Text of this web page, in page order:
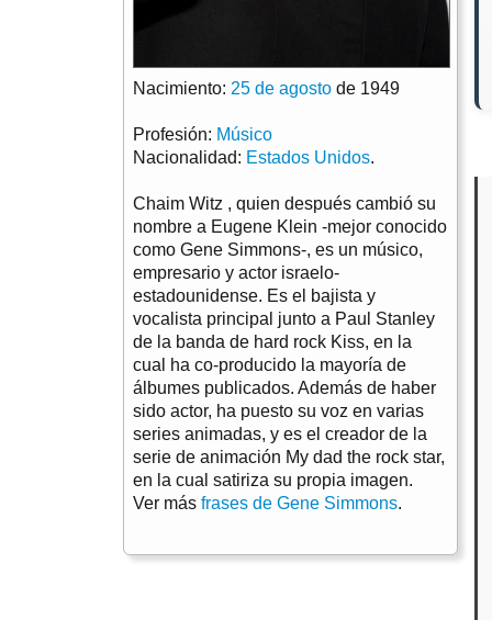
Nacimiento: 25 de agosto de 1949
Profesión: Músico
Nacionalidad: Estados Unidos.
Chaim Witz , quien después cambió su
nombre a Eugene Klein -mejor conocido
como Gene Simmons-, es un músico,
empresario y actor israelo-
estadounidense. Es el bajista y
vocalista principal junto a Paul Stanley
de la banda de hard rock Kiss, en la
cual ha co-producido la mayoría de
álbumes publicados. Además de haber
sido actor, ha puesto su voz en varias
series animadas, y es el creador de la
serie de animación My dad the rock star,
en la cual satiriza su propia imagen.
Ver más frases de Gene Simmons.